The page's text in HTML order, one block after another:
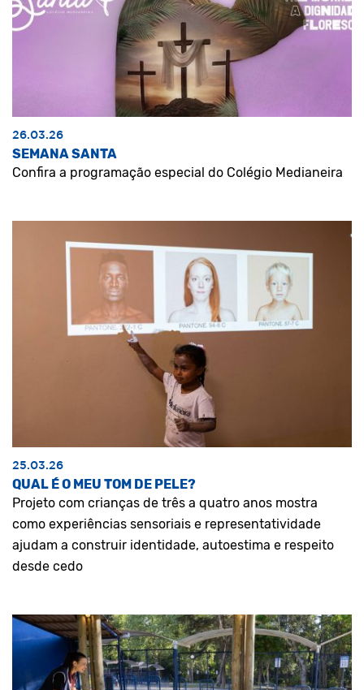
26.03.26
SEMANA SANTA
Confira a programação especial do Colégio Medianeira
25.03.26
QUAL É O MEU TOM DE PELE?
Projeto com crianças de três a quatro anos mostra
como experiências sensoriais e representatividade
ajudam a construir identidade, autoestima e respeito
desde cedo